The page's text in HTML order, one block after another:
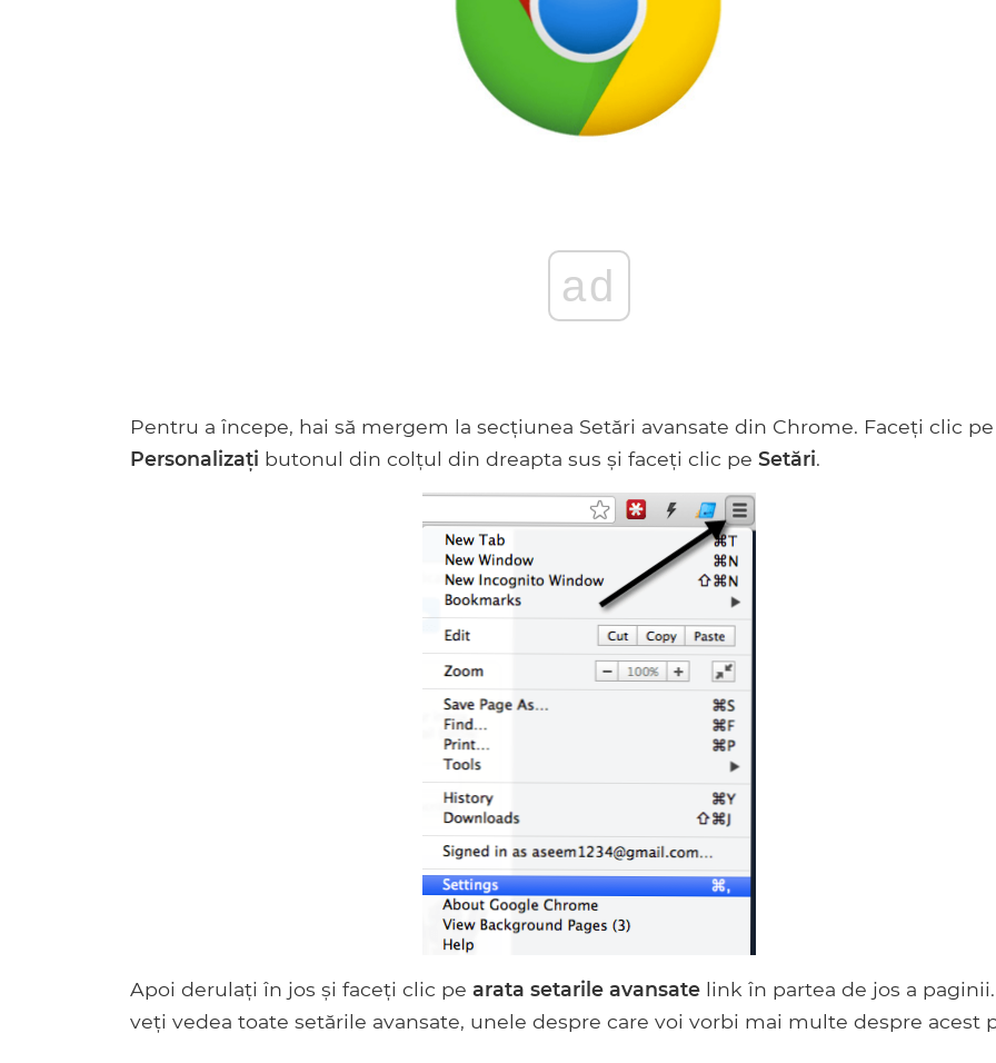
ad
Pentru a începe, hai să mergem la secțiunea Setări avansate din Chrome. Faceți clic pe
Personalizați butonul din colțul din dreapta sus și faceți clic pe Setări.
Apoi derulați în jos și faceți clic pe arata setarile avansate link în partea de jos a
veți vedea toate setările avansate, unele despre care voi vorbi mai multe despre acest